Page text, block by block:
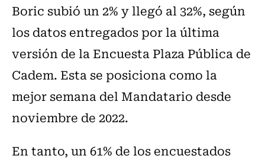
Boric subió un 2% y llegó al 32%, según
los datos entregados por la última
versión de la Encuesta Plaza Pública de
Cadem. Esta se posiciona como la
mejor semana del Mandatario desde
noviembre de 2022.
En tanto, un 61% de los encuestados